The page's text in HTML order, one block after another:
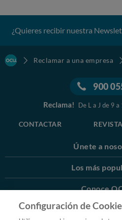
¿Quieres recibir nuestra
Reclamar a una empresa
900
Reclama! De L a J de 9
CONTACTAR
Únete a
Los más
Conoce
Más
Configuración de